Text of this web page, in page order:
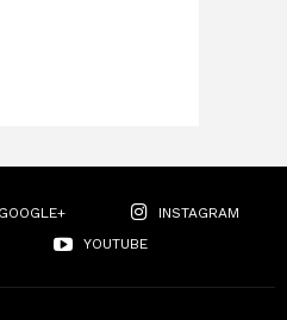
GOOGLE+
INSTAGRAM
YOUTUBE